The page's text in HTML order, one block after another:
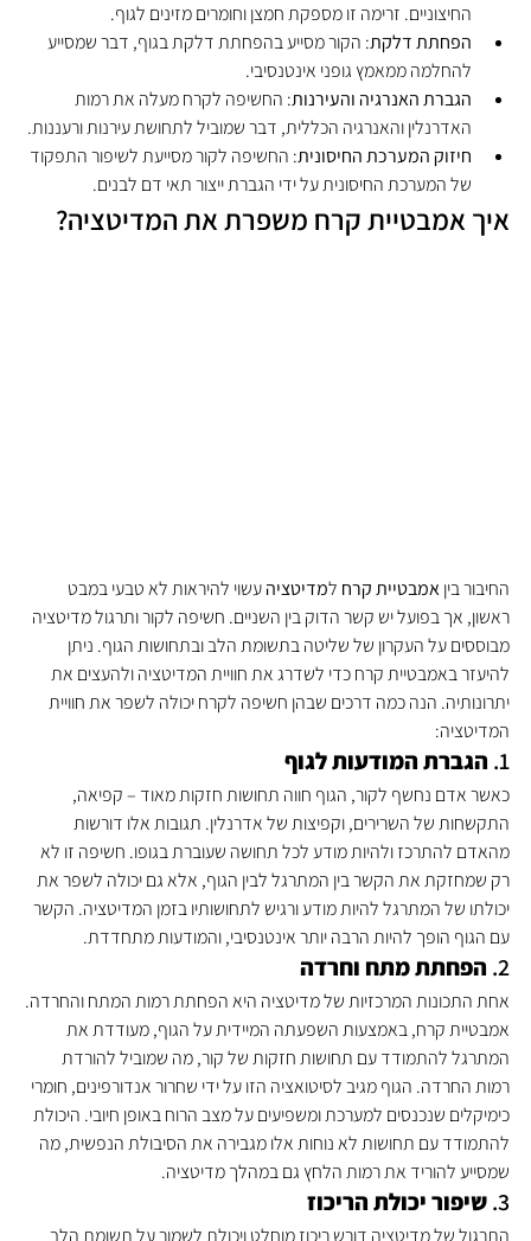
החיצוניים. זרימה זו מספקת חמצן וחומרים מזינים לגוף.
הפחתת דלקת: הקור מסייע בהפחתת דלקת בגוף, דבר שמסייע
להחלמה ממאמץ גופני אינטנסיבי.
הגברת האנרגיה והעירנות: החשיפה לקרח מעלה את רמות
האדרנלין והאנרגיה הכללית, דבר שמוביל לתחושת עירנות ורעננות.
חיזוק המערכת החיסונית: החשיפה לקור מסייעת לשיפור התפקוד
של המערכת החיסונית על ידי הגברת ייצור תאי דם לבנים.
איך אמבטיית קרח משפרת את המדיטציה?
החיבור בין אמבטיית קרח למדיטציה עשוי להיראות לא טבעי במבט
ראשון, אך בפועל יש קשר הדוק בין השניים. חשיפה לקור ותרגול מדיטציה
מבוססים על העקרון של שליטה בתשומת הלב ובתחושות הגוף. ניתן
להיעזר באמבטיית קרח כדי לשדרג את חוויית המדיטציה ולהעצים את
יתרונותיה. הנה כמה דרכים שבהן חשיפה לקרח יכולה לשפר את חוויית
המדיטציה:
1. הגברת המודעות לגוף
כאשר אדם נחשף לקור, הגוף חווה תחושות חזקות מאוד – קפיאה,
התקשחות של השרירים, וקפיצות של אדרנלין. תגובות אלו דורשות
מהאדם להתרכז ולהיות מודע לכל תחושה שעוברת בגופו. חשיפה זו לא
רק שמחזקת את הקשר בין המתרגל לבין הגוף, אלא גם יכולה לשפר את
יכולתו של המתרגל להיות מודע ורגיש לתחושותיו בזמן המדיטציה. הקשר
עם הגוף הופך להיות הרבה יותר אינטנסיבי, והמודעות מתחדדת.
2. הפחתת מתח וחרדה
אחת התכונות המרכזיות של מדיטציה היא הפחתת רמות המתח והחרדה.
אמבטיית קרח, באמצעות השפעתה המיידית על הגוף, מעודדת את
המתרגל להתמודד עם תחושות חזקות של קור, מה שמוביל להורדת
רמות החרדה. הגוף מגיב לסיטואציה הזו על ידי שחרור אנדורפינים, חומרי
כימיקלים שנכנסים למערכת ומשפיעים על מצב הרוח באופן חיובי. היכולת
להתמודד עם תחושות לא נוחות אלו מגבירה את הסיבולת הנפשית, מה
שמסייע להוריד את רמות הלחץ גם במהלך מדיטציה.
3. שיפור יכולת הריכוז